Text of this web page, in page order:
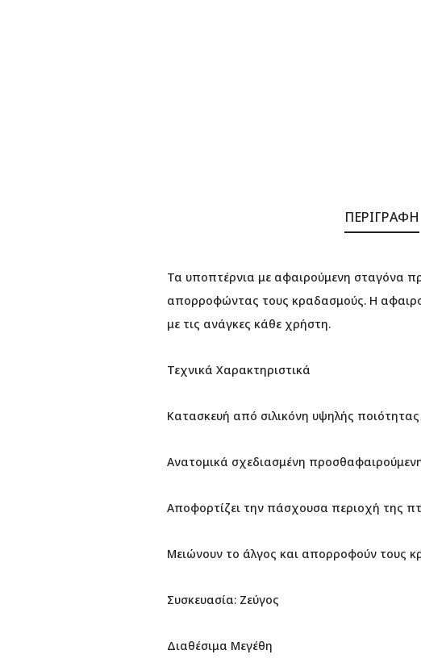
ΠΕΡΙΓΡΑΦΉ
Τα υποπτέρνια με αφαιρούμενη σταγόνα
απορροφώντας τους κραδασμούς. Η
με τις ανάγκες κάθε χρήστη.
Τεχνικά Χαρακτηριστικά
Κατασκευή από σιλικόνη υψηλής
Ανατομικά σχεδιασμένη
Αποφορτίζει την πάσχουσα περιοχή της
Μειώνουν το άλγος και απορροφούν τους
Συσκευασία: Ζεύγος
Διαθέσιμα Μεγέθη